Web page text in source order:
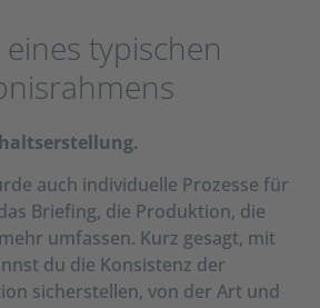
typischen
auch individuelle Prozesse für
Briefing, die Produktion, die
umfassen. Kurz gesagt, mit
du die Konsistenz der
sicherstellen, von der Art und